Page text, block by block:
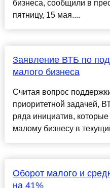
бизнеса, сообщили в
пятницу, 15 мая....
Заявление ВТБ по
малого бизнеса
Считая вопрос
приоритетной задачей,
ряда инициатив,
малому бизнесу в
Оборот малого и
на 41%